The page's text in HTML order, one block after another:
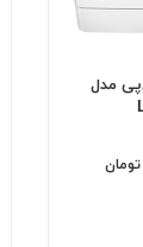
مدل
تومان